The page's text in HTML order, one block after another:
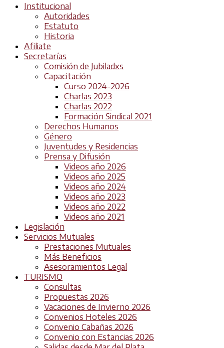
Institucional
Autoridades
Estatuto
Historia
Afiliate
Secretarías
Comisión de Jubiladxs
Capacitación
Curso 2024-2026
Charlas 2023
Charlas 2022
Formación Sindical 2021
Derechos Humanos
Género
Juventudes y Residencias
Prensa y Difusión
Videos año 2026
Videos año 2025
Videos año 2024
Videos año 2023
Videos año 2022
Videos año 2021
Legislación
Servicios Mutuales
Prestaciones Mutuales
Más Beneficios
Asesoramientos Legal
TURISMO
Consultas
Propuestas 2026
Vacaciones de Invierno 2026
Convenios Hoteles 2026
Convenio Cabañas 2026
Convenio con Estancias 2026